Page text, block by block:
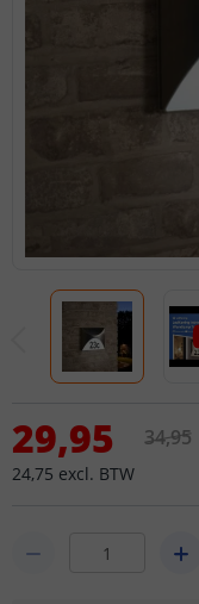
29,95
24,75 excl. BTW
34,95